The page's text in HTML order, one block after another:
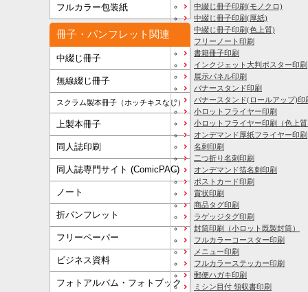
フルカラー包装紙
冊子・パンフレット関連
中綴じ冊子
無線綴じ冊子
スクラム製本冊子（ホッチキスなし）
上製本冊子
同人誌印刷
同人誌専門サイト (ComicPAC)
ノート
折パンフレット
フリーペーパー
ビジネス資料
フォトアルバム・フォトブック
中綴じ冊子印刷(モノクロ)
中綴じ冊子印刷(厚紙)
中綴じ冊子印刷(色上質)
フリーノート印刷
書籍冊子印刷
インクジェット大判ポスター印刷
展示パネル印刷
バナースタンド印刷
バナースタンド(ロールアップ)印
小ロットフライヤー印刷
小ロットフライヤー印刷（色上
オンデマンド厚紙フライヤー印刷
名刺印刷
二つ折り名刺印刷
オンデマンド箔名刺印刷
ポストカード印刷
賞状印刷
商品タグ印刷
ラゲッジタグ印刷
封筒印刷
（小ロット既製封筒）
フルカラーコースター印刷
メニュー印刷
フルカラーステッカー印刷
郵便ハガキ印刷
ミシン目付 領収書印刷